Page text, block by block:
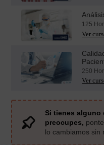
125
250
Si tienes alguno
preocupes,
lo cambiamos sin